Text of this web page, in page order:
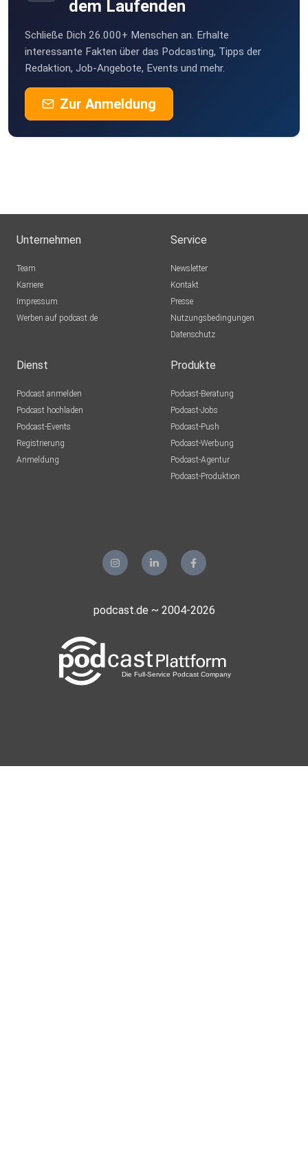
dem Laufenden
Schließe Dich 26.000+ Menschen an. Erhalte
interessante Fakten über das Podcasting, Tipps der
Redaktion, Job-Angebote, Events und mehr.
Zur Anmeldung
Unternehmen
Team
Karriere
Impressum
Werben auf podcast.de
Service
Newsletter
Kontakt
Presse
Nutzungsbedingungen
Datenschutz
Dienst
Podcast anmelden
Podcast hochladen
Podcast-Events
Registrierung
Anmeldung
Produkte
Podcast-Beratung
Podcast-Jobs
Podcast-Push
Podcast-Werbung
Podcast-Agentur
Podcast-Produktion
podcast.de ~ 2004-2026